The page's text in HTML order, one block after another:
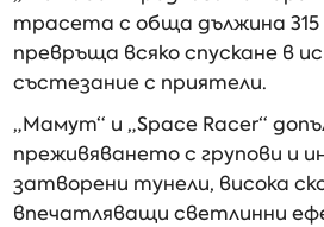
трасета с обща дължина
превръща всяко спускане в
състезание с приятели.
„Мамут“ и „Space Racer“
преживяването с групови и
затворени тунели, висока
впечатляващи светлинни